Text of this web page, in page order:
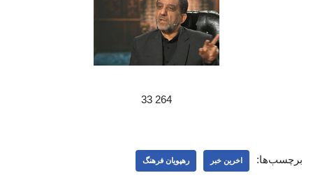
264 33
برچسب‌ها: اخرین خبر رهپویان فرهنگ